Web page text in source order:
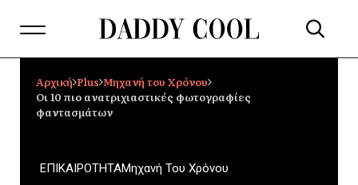
Αρχική Plus Μηχανή του Χρόνου
Οι 10 πιο ανατριχιαστικές φωτογραφίες
φαντασμάτων
ΕΠΙΚΑΙΡΟΤΗΤΑΜηχανή Του Χρόνου